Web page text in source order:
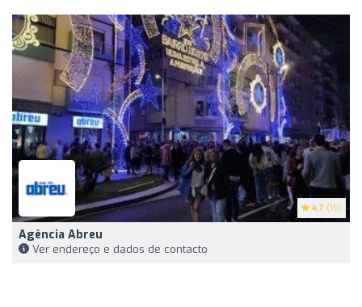
4.7 (19)
Agência Abreu
Ver endereço e dados de contacto